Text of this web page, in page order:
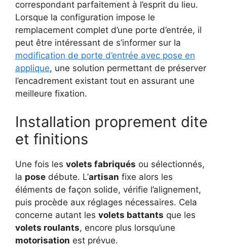
correspondant parfaitement à l’esprit du lieu.
Lorsque la configuration impose le
remplacement complet d’une porte d’entrée, il
peut être intéressant de s’informer sur la
modification de porte d’entrée avec pose en
applique, une solution permettant de préserver
l’encadrement existant tout en assurant une
meilleure fixation.
Installation proprement dite
et finitions
Une fois les volets fabriqués ou sélectionnés,
la pose débute. L’artisan fixe alors les
éléments de façon solide, vérifie l’alignement,
puis procède aux réglages nécessaires. Cela
concerne autant les volets battants que les
volets roulants, encore plus lorsqu’une
motorisation est prévue.